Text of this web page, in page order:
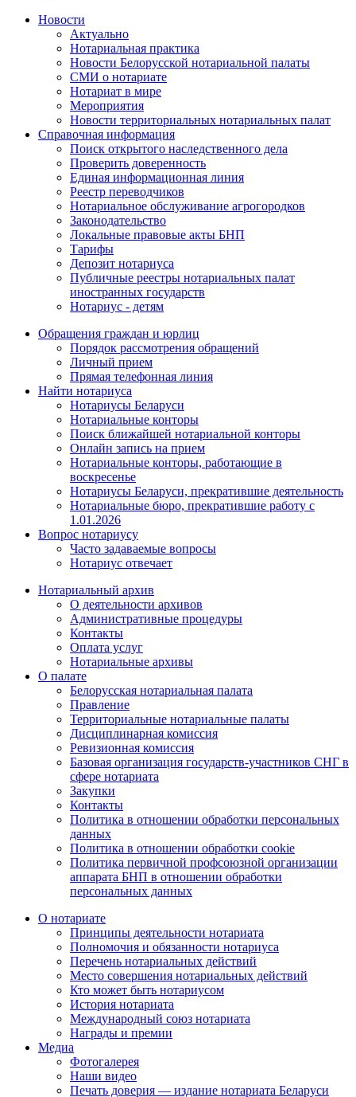
Новости
Актуально
Нотариальная практика
Новости Белорусской нотариальной палаты
СМИ о нотариате
Нотариат в мире
Мероприятия
Новости территориальных нотариальных палат
Справочная информация
Поиск открытого наследственного дела
Проверить доверенность
Единая информационная линия
Реестр переводчиков
Нотариальное обслуживание агрогородков
Законодательство
Локальные правовые акты БНП
Тарифы
Депозит нотариуса
Публичные реестры нотариальных палат
иностранных государств
Нотариус - детям
Обращения граждан и юрлиц
Порядок рассмотрения обращений
Личный прием
Прямая телефонная линия
Найти нотариуса
Нотариусы Беларуси
Нотариальные конторы
Поиск ближайшей нотариальной конторы
Онлайн запись на прием
Нотариальные конторы, работающие в
воскресенье
Нотариусы Беларуси, прекратившие деятельность
Нотариальные бюро, прекратившие работу с
1.01.2026
Вопрос нотариусу
Часто задаваемые вопросы
Нотариус отвечает
Нотариальный архив
О деятельности архивов
Административные процедуры
Контакты
Оплата услуг
Нотариальные архивы
О палате
Белорусская нотариальная палата
Правление
Территориальные нотариальные палаты
Дисциплинарная комиссия
Ревизионная комиссия
Базовая организация государств-участников СНГ в
сфере нотариата
Закупки
Контакты
Политика в отношении обработки персональных
данных
Политика в отношении обработки cookie
Политика первичной профсоюзной организации
аппарата БНП в отношении обработки
персональных данных
О нотариате
Принципы деятельности нотариата
Полномочия и обязанности нотариуса
Перечень нотариальных действий
Место совершения нотариальных действий
Кто может быть нотариусом
История нотариата
Международный союз нотариата
Награды и премии
Медиа
Фотогалерея
Наши видео
Печать доверия — издание нотариата Беларуси